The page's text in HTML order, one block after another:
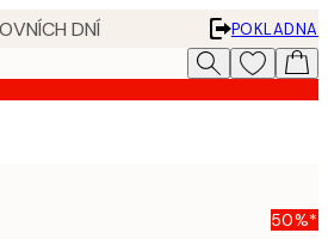
DNÍ
POKLADNA
50%*